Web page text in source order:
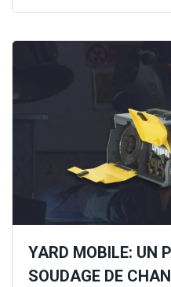
YARD MOBILE: UN
SOUDAGE DE